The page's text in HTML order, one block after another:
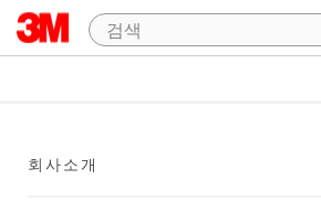
회사소개